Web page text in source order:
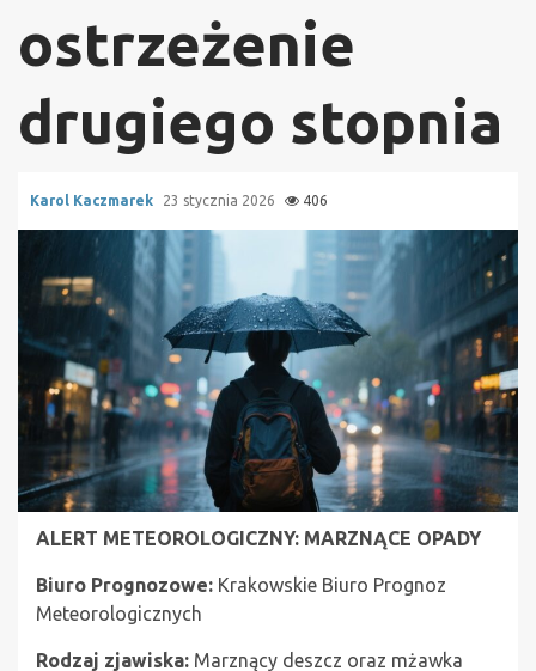
ostrzeżenie
drugiego stopnia
Karol Kaczmarek 23 stycznia 2026 406
ALERT METEOROLOGICZNY: MARZNĄCE OPADY
Biuro Prognozowe: Krakowskie Biuro Prognoz
Meteorologicznych
Rodzaj zjawiska: Marznący deszcz oraz mżawka